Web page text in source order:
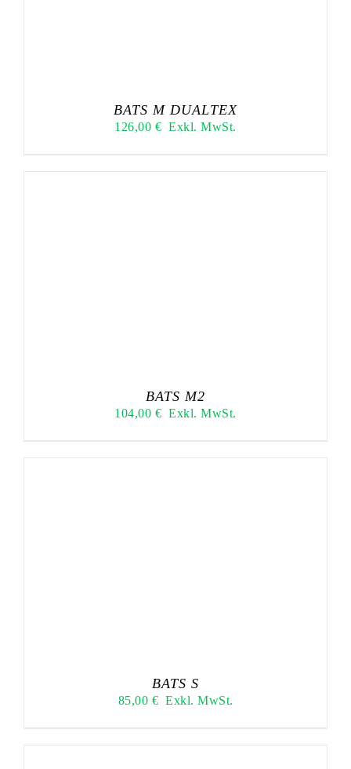
BATS M DUALTEX
126,00 € Exkl. MwSt.
BATS M2
104,00 € Exkl. MwSt.
BATS S
85,00 € Exkl. MwSt.